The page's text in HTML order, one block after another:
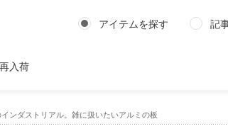
アイテムを探す 記
入荷
ンダストリアル。雑に扱いたいアルミの板